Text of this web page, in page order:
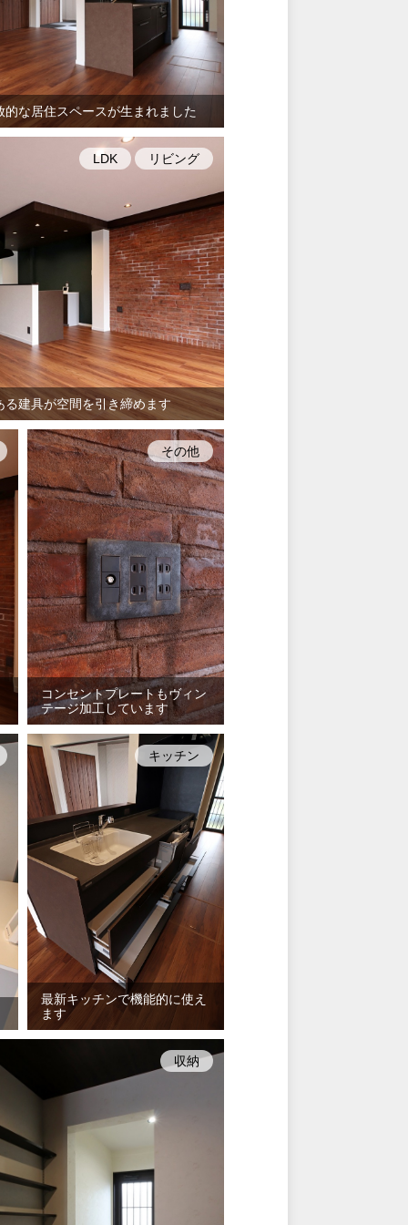
な居住スペースが生まれました
建具が空間を引き締めます
LDK リビング
コンセントプレートもヴィン
テージ加工しています
その他
最新キッチンで機能的に使え
ます
キッチン
収納